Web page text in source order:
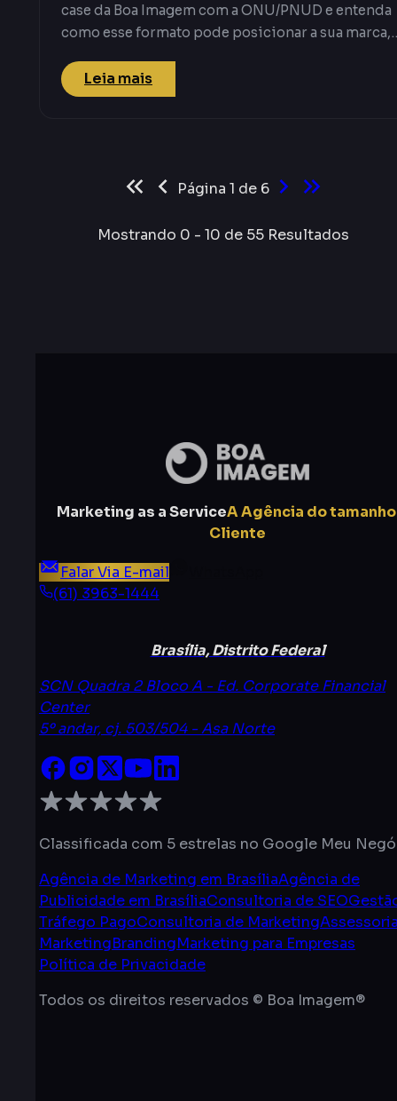
case da Boa Imagem com a ONU/PNUD e entenda
como esse formato pode posicionar a sua marca,
impacto.
Leia mais
Página 1 de 6
Mostrando 0 - 10 de 55 Resultados
Marketing as a ServiceA Agência do
Cliente
Falar Via E-mail
(61) 3963-1444
Brasília, Distrito Federal
SCN Quadra 2 Bloco A - Ed. Corporate Financial
Center
5º andar, cj. 503/504 - Asa Norte
Classificada com 5 estrelas no Google Meu
Agência de Marketing em BrasíliaAgência de
Publicidade em BrasíliaConsultoria de SEO
Tráfego PagoConsultoria de Marketing
MarketingBrandingMarketing para Empresas
Política de Privacidade
Todos os direitos reservados © Boa Imagem®